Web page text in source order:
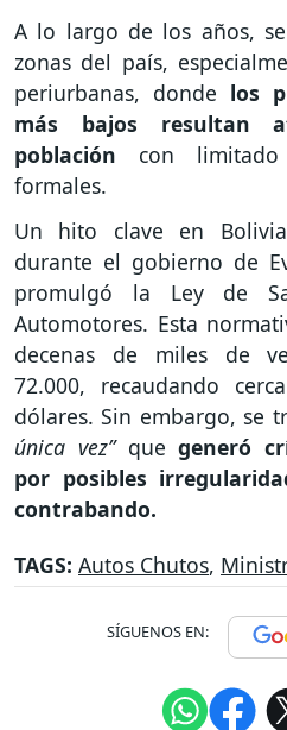
A lo largo de los años,
zonas del país,
periurbanas, donde los
más bajos resultan
población con limitado
formales.
Un hito clave en
durante el gobierno de
promulgó la Ley de
Automotores. Esta
decenas de miles de
72.000, recaudando
dólares. Sin embargo, se
única vez”quegeneró
por posibles
contrabando.
TAGS: Autos Chutos,
SÍGUENOS EN: